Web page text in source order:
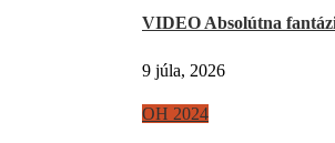
VIDEO Absolútna
9 júla, 2026
OH 2024